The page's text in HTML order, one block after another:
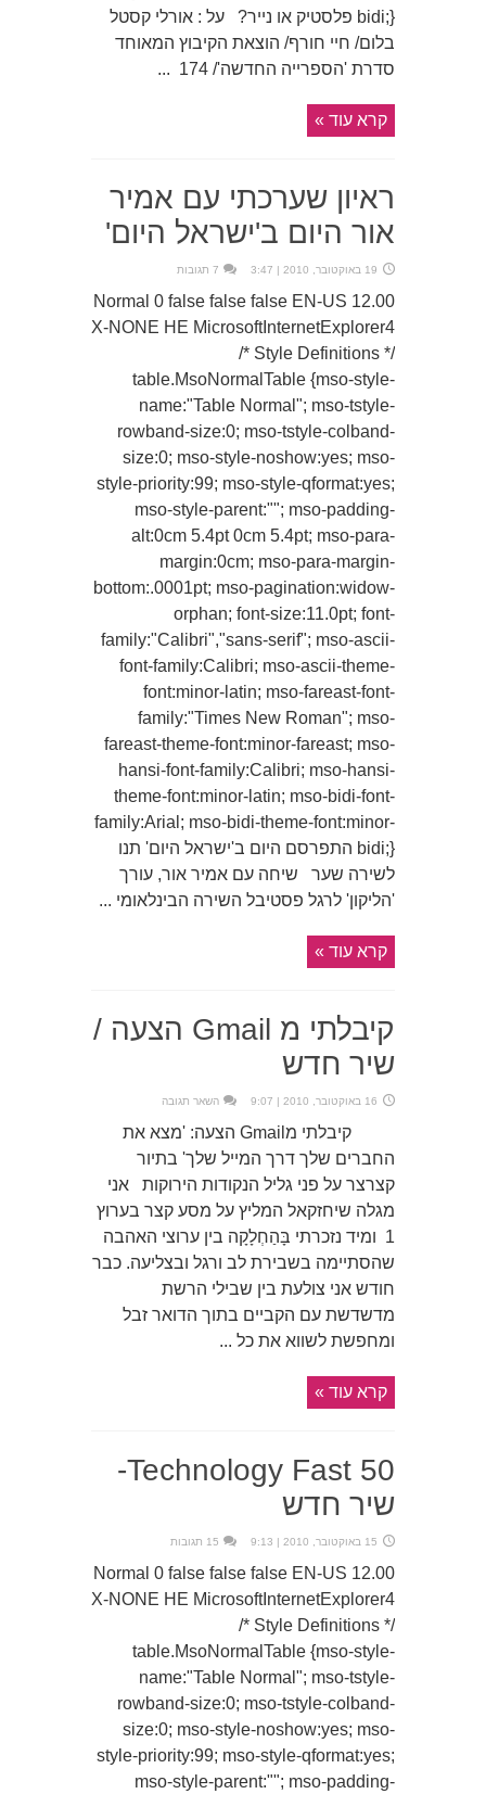
bidi;} פלסטיק או נייר? על : אורלי קסטל
בלום/ חיי חורף/ הוצאת הקיבוץ המאוחד
סדרת 'הספרייה החדשה'/ 174 ...
קרא עוד »
ראיון שערכתי עם אמיר
אור היום ב'ישראל היום'
19 באוקטובר, 2010 | 3:47 7 תגובות
12.00 Normal 0 false false false EN-US
X-NONE HE MicrosoftInternetExplorer4
/* Style Definitions */
table.MsoNormalTable {mso-style-
name:"Table Normal"; mso-tstyle-
rowband-size:0; mso-tstyle-colband-
size:0; mso-style-noshow:yes; mso-
style-priority:99; mso-style-qformat:yes;
mso-style-parent:""; mso-padding-
alt:0cm 5.4pt 0cm 5.4pt; mso-para-
margin:0cm; mso-para-margin-
bottom:.0001pt; mso-pagination:widow-
orphan; font-size:11.0pt; font-
family:"Calibri","sans-serif"; mso-ascii-
font-family:Calibri; mso-ascii-theme-
font:minor-latin; mso-fareast-font-
family:"Times New Roman"; mso-
fareast-theme-font:minor-fareast; mso-
hansi-font-family:Calibri; mso-hansi-
theme-font:minor-latin; mso-bidi-font-
family:Arial; mso-bidi-theme-font:minor-
bidi;} התפרסם היום ב'ישראל היום' תנו
לשירה שער שיחה עם אמיר אור, עורך
'הליקון' לרגל פסטיבל השירה הבינלאומי ...
קרא עוד »
קיבלתי מ Gmail הצעה /
שיר חדש
16 באוקטובר, 2010 | 9:07 השאר תגובה
קיבלתי מGmail הצעה: 'מצא את
החברים שלך דרך המייל שלך' בתיור
קצרצר על פני גליל הנקודות הירוקות אני
מגלה שיחזקאל המליץ על מסע קצר בערוץ
1 ומיד נזכרתי בָּהַחְלָקָה בין ערוצי האהבה
שהסתיימה בשבירת לב ורגל ובצליעה. כבר
חודש אני צולעת בין שבילי הרשת
מדשדשת עם הקביים בתוך הדואר זבל
ומחפשת לשווא את כל ...
קרא עוד »
Technology Fast 50-
שיר חדש
15 באוקטובר, 2010 | 9:13 15 תגובות
12.00 Normal 0 false false false EN-US
X-NONE HE MicrosoftInternetExplorer4
/* Style Definitions */
table.MsoNormalTable {mso-style-
name:"Table Normal"; mso-tstyle-
rowband-size:0; mso-tstyle-colband-
size:0; mso-style-noshow:yes; mso-
style-priority:99; mso-style-qformat:yes;
mso-style-parent:""; mso-padding-